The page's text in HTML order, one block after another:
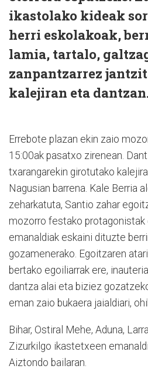
ikastolako kideak
herri eskolakoak,
lamia, tartalo,
zanpantzarrez
kalejiran eta
Errebote plazan ekin zaio
15:00ak pasatxo zirenean.
txarangarekin girotutako
Nagusian barrena. Kale Berria
zeharkatuta, Santio zahar
mozorro festako protagonistak
emanaldiak eskaini dituzte
gozamenerako. Egoitzaren
bertako egoiliarrak ere,
dantza alai eta biziez
eman zaio bukaera jaialdiari,
Bihar, Ostiral Mehe, Aduna,
Zizurkilgo ikastetxeen
Aiztondo bailaran.